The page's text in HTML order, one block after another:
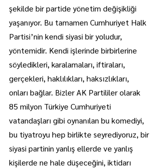
şekilde bir partide yönetim değişikliği
yaşanıyor. Bu tamamen Cumhuriyet Halk
Partisi’nin kendi siyasi bir yoludur,
yöntemidir. Kendi işlerinde birbirlerine
söyledikleri, karalamaları, iftiraları,
gerçekleri, haklılıkları, haksızlıkları,
onları bağlar. Bizler AK Partililer olarak
85 milyon Türkiye Cumhuriyeti
vatandaşları gibi oynanılan bu komediyi,
bu tiyatroyu hep birlikte seyrediyoruz, bir
siyasi partinin yanlış ellerde ve yanlış
kişilerde ne hale düşeceğini, iktidarı